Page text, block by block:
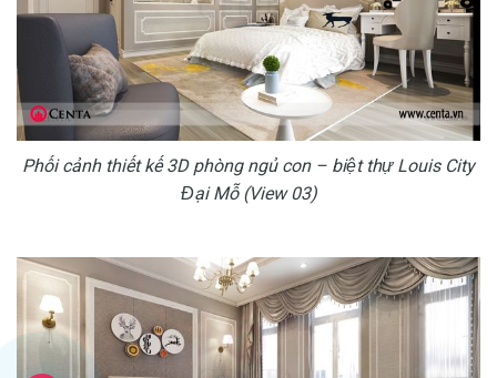
Phối cảnh thiết kế 3D phòng ngủ con – biệt thự Louis City
Đại Mỗ (View 03)